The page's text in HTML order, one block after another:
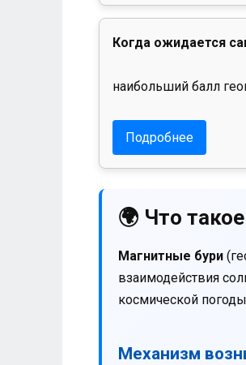
Когда ожидается
наибольший балл
Подробнее
🌍 Что
Магнитные бури
взаимодействия
космической
Механизм